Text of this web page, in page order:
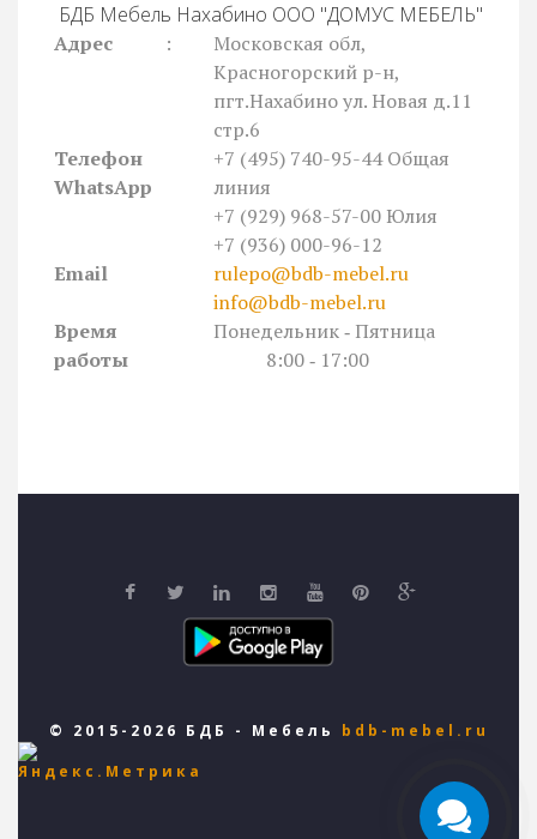
БДБ Мебель Нахабино ООО "ДОМУС МЕБЕЛЬ"
Адрес
:
Московская обл,
Красногорский р-н,
пгт.Нахабино ул. Новая д.11
стр.6
Телефон
WhatsApp
+7 (495) 740-95-44Общая
линия
+7 (929) 968-57-00 Юлия
+7 (936) 000-96-12
Email
rulepo@bdb-mebel.ru
info@bdb-mebel.ru
Время
работы
Понедельник ‐ Пятница
8:00 ‐ 17:00
© 2015-2026 БДБ - Мебель bdb-mebel.ru